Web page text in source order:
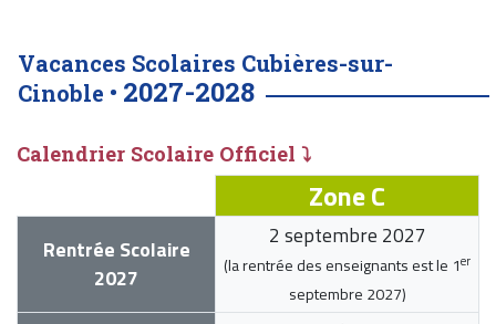
Vacances Scolaires Cubières-sur-
Cinoble • 2027-2028
Calendrier Scolaire Officiel ⤵
Zone C
Rentrée Scolaire
2027
2 septembre 2027
(la rentrée des enseignants est le 1er
septembre 2027)